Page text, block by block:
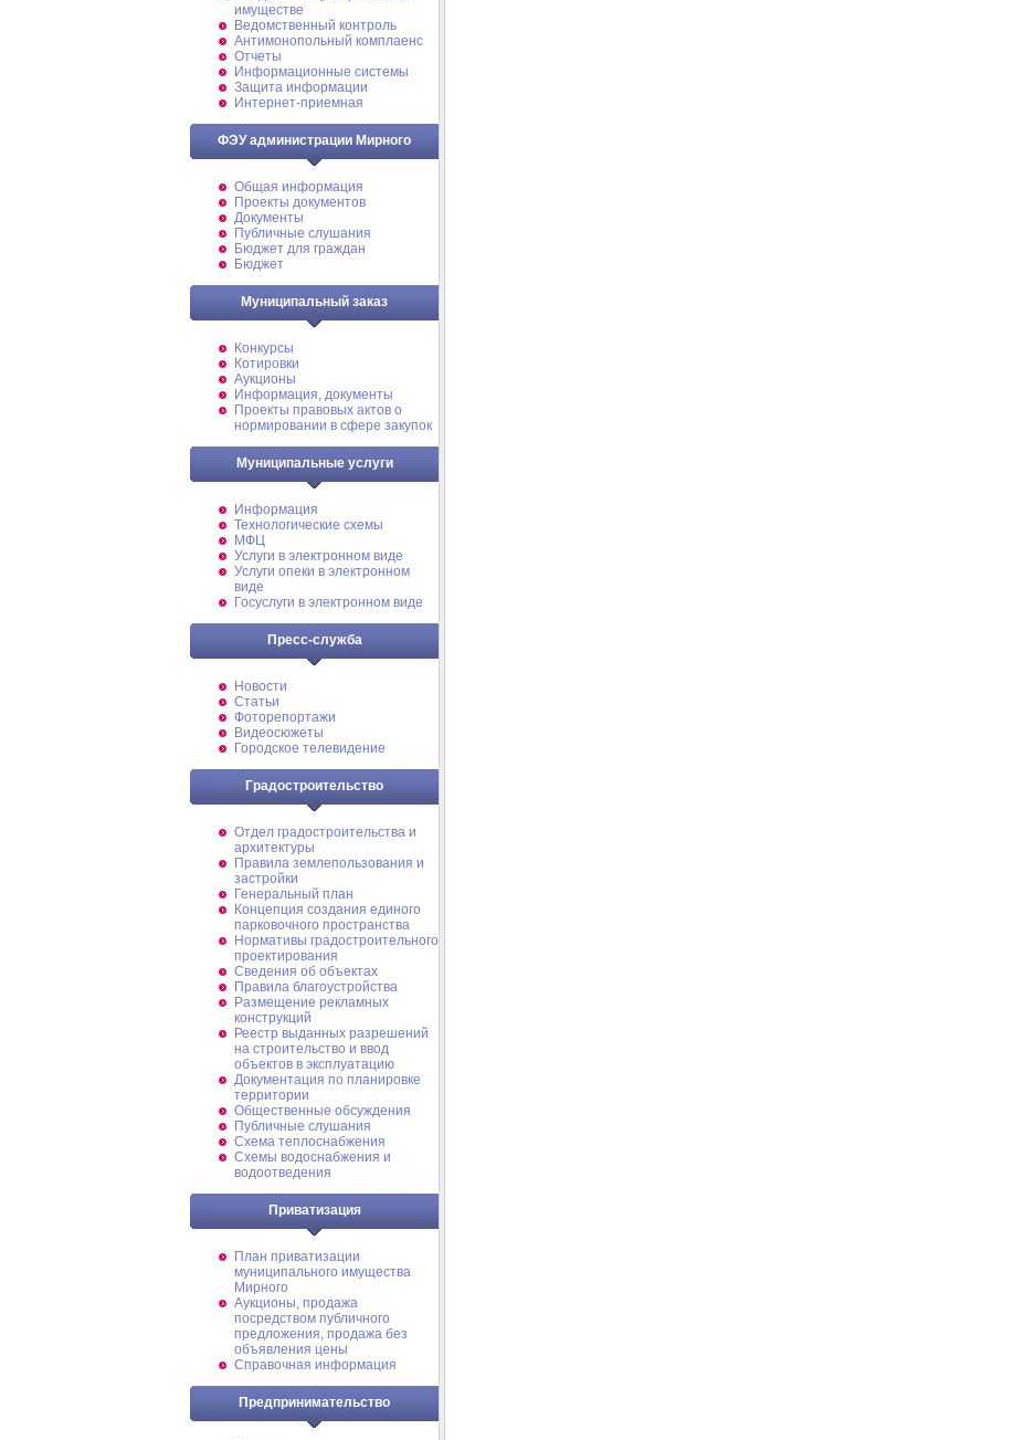
имуществе
Ведомственный контроль
Антимонопольный комплаенс
Отчеты
Информационные системы
Защита информации
Интернет-приемная
ФЭУ администрации Мирного
Общая информация
Проекты документов
Документы
Публичные слушания
Бюджет для граждан
Бюджет
Муниципальный заказ
Конкурсы
Котировки
Аукционы
Информация, документы
Проекты правовых актов о
нормировании в сфере закупок
Муниципальные услуги
Информация
Технологические схемы
МФЦ
Услуги в электронном виде
Услуги опеки в электронном
виде
Госуслуги в электронном виде
Пресс-служба
Новости
Статьи
Фоторепортажи
Видеосюжеты
Городское телевидение
Градостроительство
Отдел градостроительства и
архитектуры
Правила землепользования и
застройки
Генеральный план
Концепция создания единого
парковочного пространства
Нормативы градостроительного
проектирования
Сведения об объектах
Правила благоустройства
Размещение рекламных
конструкций
Реестр выданных разрешений
на строительство и ввод
объектов в эксплуатацию
Документация по планировке
территории
Общественные обсуждения
Публичные слушания
Схема теплоснабжения
Схемы водоснабжения и
водоотведения
Приватизация
План приватизации
муниципального имущества
Мирного
Аукционы, продажа
посредством публичного
предложения, продажа без
объявления цены
Справочная информация
Предпринимательство